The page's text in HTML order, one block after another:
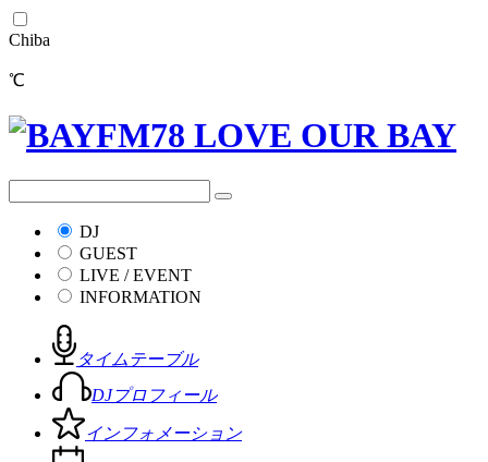
Chiba
℃
DJ
GUEST
LIVE / EVENT
INFORMATION
タイムテーブル
DJプロフィール
インフォメーション